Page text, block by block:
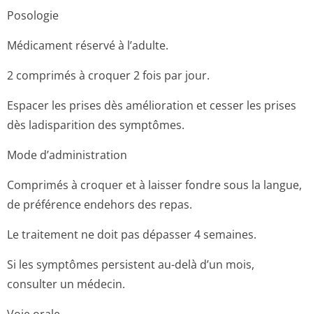
Posologie
Médicament réservé à l’adulte.
2 comprimés à croquer 2 fois par jour.
Espacer les prises dès amélioration et cesser les prises
dès ladisparition des symptômes.
Mode d’administration
Comprimés à croquer et à laisser fondre sous la langue,
de préférence endehors des repas.
Le traitement ne doit pas dépasser 4 semaines.
Si les symptômes persistent au-delà d’un mois,
consulter un médecin.